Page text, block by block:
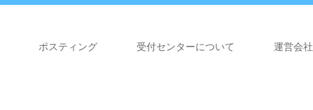
ポスティング 受付センターについて 運営会社